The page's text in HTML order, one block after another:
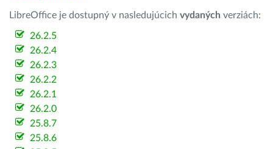
LibreOffice je dostupný v nasledujúcich vydaných verziách:
26.2.5
26.2.4
26.2.3
26.2.2
26.2.1
26.2.0
25.8.7
25.8.6